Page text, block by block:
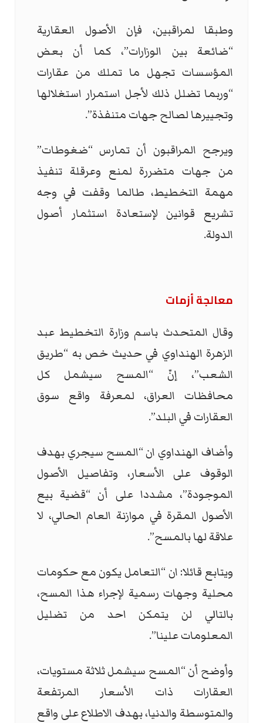
وطبقا لمراقبين، فإن الأصول العقارية
“ضائعة بين الوزارات”، كما أن بعض
المؤسسات تجهل ما تملك من عقارات
“وربما تضلل ذلك لأجل استمرار استغلالها
وتجييرها لصالح جهات متنفذة”.
ويرجح المراقبون أن تمارس “ضغوطات”
من جهات متضررة لمنع وعرقلة تنفيذ
مهمة التخطيط، طالما وقفت في وجه
تشريع قوانين لإستعادة استثمار أصول
الدولة.
معالجة أزمات
وقال المتحدث باسم وزارة التخطيط عبد
الزهرة الهنداوي في حديث خص به “طريق
الشعب”، إنّ “المسح سيشمل كل
محافظات العراق، لمعرفة واقع سوق
العقارات في البلد”.
وأضاف الهنداوي ان “المسح سيجري بهدف
الوقوف على الأسعار، وتفاصيل الأصول
الموجودة”، مشددا على أن “قضية بيع
الأصول المقرة في موازنة العام الحالي، لا
علاقة لها بالمسح”.
ويتابع قائلا: ان “التعامل يكون مع حكومات
محلية وجهات رسمية لإجراء هذا المسح،
بالتالي لن يتمكن احد من تضليل
المعلومات علينا”.
وأوضح أن “المسح سيشمل ثلاثة مستويات،
العقارات ذات الأسعار المرتفعة
والمتوسطة والدنيا، بهدف الاطلاع على واقع